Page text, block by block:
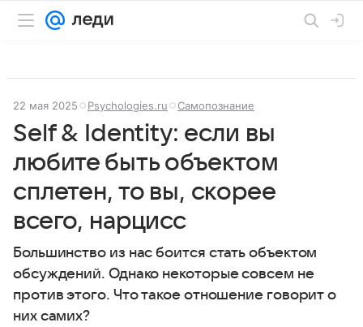
22 мая 2025 Psychologies.ru Самопознание
Self & Identity: если вы
любите быть объектом
сплетен, то вы, скорее
всего, нарцисс
Большинство из нас боится стать объектом
обсуждений. Однако некоторые совсем не
против этого. Что такое отношение говорит о
них самих?